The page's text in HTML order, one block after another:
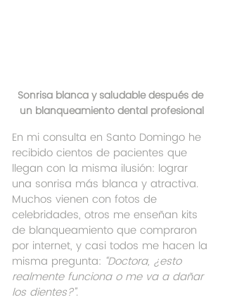
Sonrisa blanca y saludable después de
un blanqueamiento dental profesional
En mi consulta en Santo Domingo he
recibido cientos de pacientes que
llegan con la misma ilusión: lograr
una sonrisa más blanca y atractiva.
Muchos vienen con fotos de
celebridades, otros me enseñan kits
de blanqueamiento que compraron
por internet, y casi todos me hacen la
misma pregunta: “Doctora, ¿esto
realmente funciona o me va a dañar
los dientes?”.